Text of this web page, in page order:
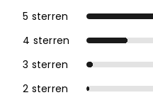
5 sterren
4 sterren
3 sterren
2 sterren